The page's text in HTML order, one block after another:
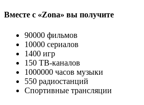
Вместе с «Zona» вы получите
90000 фильмов
10000 сериалов
1400 игр
150 ТВ-каналов
1000000 часов музыки
550 радиостанций
Спортивные трансляции